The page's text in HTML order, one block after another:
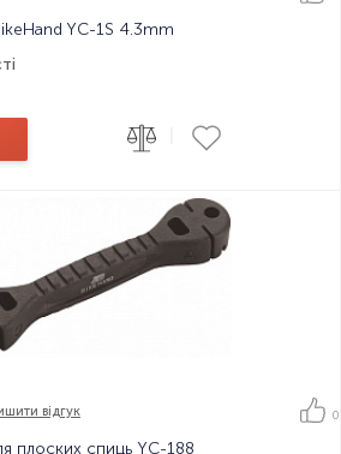
YC-1S 4.3mm
вiдгук 0
плоских спиць YC-188